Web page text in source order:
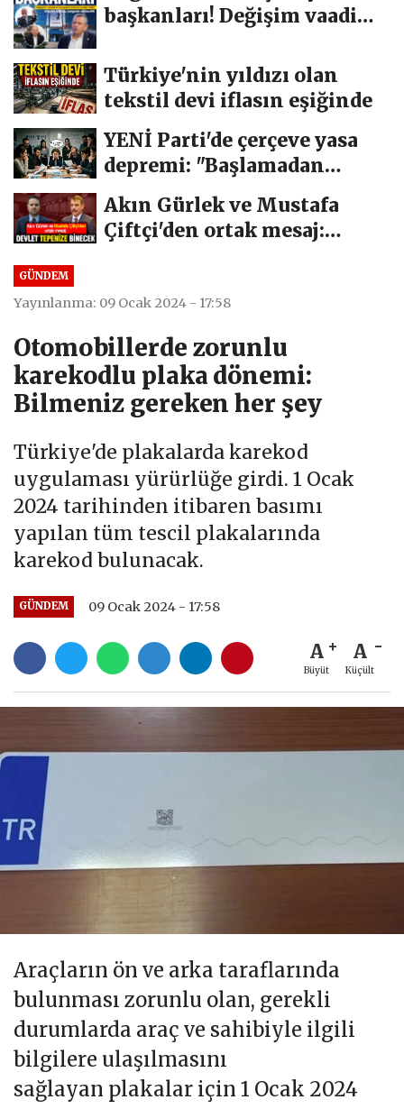
başkanları! Değişim vaadi
Türkiye'nin yıldızı olan
tekstil devi iflasın eşiğinde
YENİ Parti'de çerçeve yasa
depremi: "Başlamadan
bittik"
Akın Gürlek ve Mustafa
Çiftçi'den ortak mesaj:
GÜNDEM
Yayınlanma: 09 Ocak 2024 - 17:58
Otomobillerde zorunlu
karekodlu plaka dönemi:
Bilmeniz gereken her şey
Türkiye'de plakalarda karekod
uygulaması yürürlüğe girdi. 1 Ocak
2024 tarihinden itibaren basımı
yapılan tüm tescil plakalarında
karekod bulunacak.
GÜNDEM 09 Ocak 2024 - 17:58
A
Büyüt
A
Küçült
Araçların ön ve arka taraflarında
bulunması zorunlu olan, gerekli
durumlarda araç ve sahibiyle ilgili
bilgilere ulaşılmasını
sağlayan plakalar için 1 Ocak 2024